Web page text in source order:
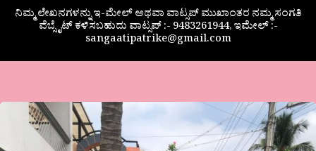
ನಿಮ್ಮ ಲೇಖನಗಳನ್ನು ಇ-ಮೇಲ್ ಅಥವಾ ವಾಟ್ಸಪ್ ಮುಖಾಂತರ ನಮ್ಮ ಸಂಗತಿ
ವೆಬ್ಸೈಟ್ ಕಳಿಸಬಹುದು ವಾಟ್ಸಪ್‌ :- 9483261944, ಇಮೇಲ್ :-
sangaatipatrike@gmail.com
ಡೋ